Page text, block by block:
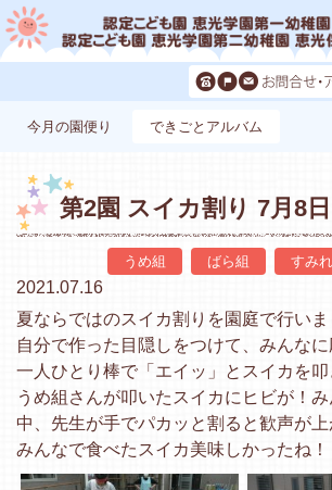
今月の園便り できごとアルバム
第2園 スイカ割り 7月8日
うめ組 ばら組 すみ
2021.07.16
夏ならではのスイカ割りを園庭で行いま
自分で作った目隠しをつけて、みんなに
一人ひとり棒で「エイッ」とスイカを叩
うめ組さんが叩いたスイカにヒビが！
中、先生が手でパカッと割ると歓声が上
みんなで食べたスイカ美味しかったね！